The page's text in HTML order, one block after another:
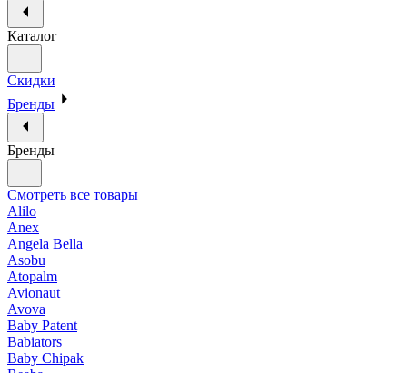
Каталог
Скидки
Бренды
Бренды
Смотреть все товары
Alilo
Anex
Angela Bella
Asobu
Atopalm
Avionaut
Avova
Baby Patent
Babiators
Baby Chipak